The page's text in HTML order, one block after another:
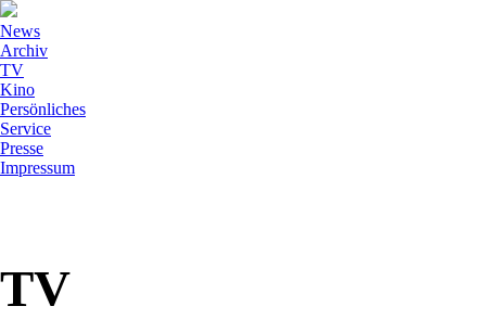
News
Archiv
TV
Kino
Persönliches
Service
Presse
Impressum
TV